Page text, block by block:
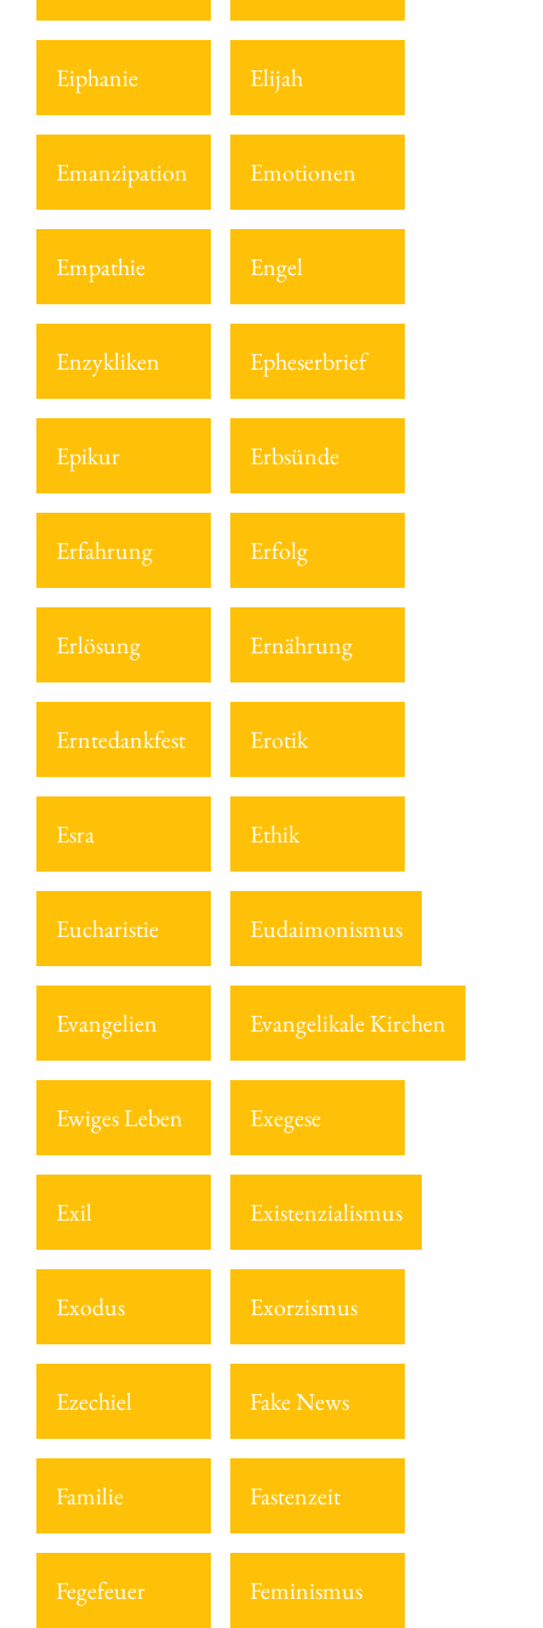
Eiphanie Elijah
Emanzipation Emotionen
Empathie Engel
Enzykliken Epheserbrief
Epikur Erbsünde
Erfahrung Erfolg
Erlösung Ernährung
Erntedankfest Erotik
Esra Ethik
Eucharistie Eudaimonismus
Evangelien Evangelikale Kirchen
Ewiges Leben Exegese
Exil Existenzialismus
Exodus Exorzismus
Ezechiel Fake News
Familie Fastenzeit
Fegefeuer Feminismus